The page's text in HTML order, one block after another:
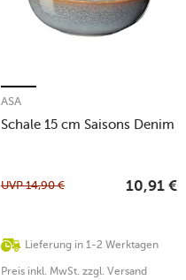
Schale 15 cm Saisons Denim
ASA
Lieferung in 1-2 Werktagen
UVP14,90 € 10,91 €
Preis inkl. MwSt. zzgl. Versand